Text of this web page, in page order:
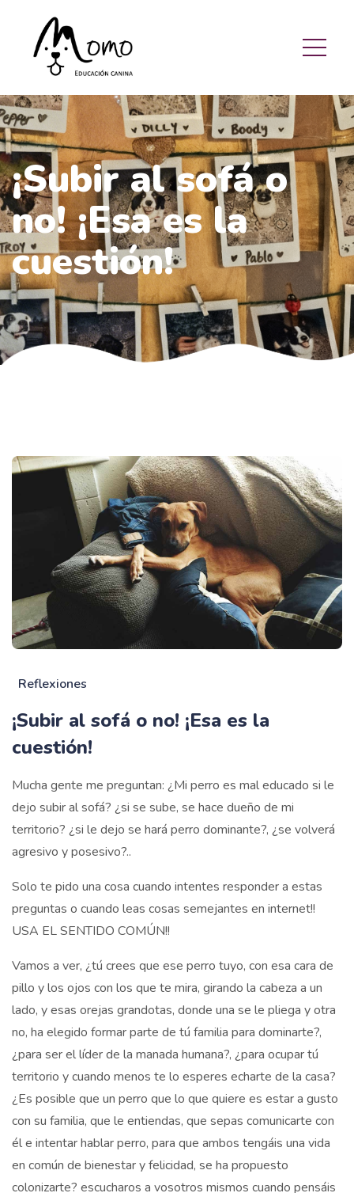
¡Subir al sofá o
no! ¡Esa es la
cuestión!
Reflexiones
¡Subir al sofá o no! ¡Esa es la
cuestión!
Mucha gente me preguntan: ¿Mi perro es mal educado si le
dejo subir al sofá? ¿si se sube, se hace dueño de mi
territorio? ¿si le dejo se hará perro dominante?, ¿se volverá
agresivo y posesivo?..
Solo te pido una cosa cuando intentes responder a estas
preguntas o cuando leas cosas semejantes en internet!!
USA EL SENTIDO COMÚN!!
Vamos a ver, ¿tú crees que ese perro tuyo, con esa cara de
pillo y los ojos con los que te mira, girando la cabeza a un
lado, y esas orejas grandotas, donde una se le pliega y otra
no, ha elegido formar parte de tú familia para dominarte?,
¿para ser el líder de la manada humana?, ¿para ocupar tú
territorio y cuando menos te lo esperes echarte de la casa?
¿Es posible que un perro que lo que quiere es estar a gusto
con su familia, que le entiendas, que sepas comunicarte con
él e intentar hablar perro, para que ambos tengáis una vida
en común de bienestar y felicidad, se ha propuesto
colonizarte? escucharos a vosotros mismos cuando pensáis